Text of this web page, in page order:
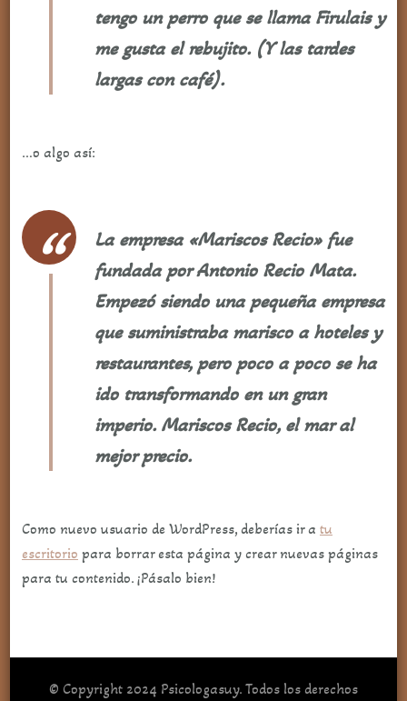
tengo un perro que se llama Firulais y
me gusta el rebujito. (Y las tardes
largas con café).
…o algo así:
La empresa «Mariscos Recio» fue
fundada por Antonio Recio Mata.
Empezó siendo una pequeña empresa
que suministraba marisco a hoteles y
restaurantes, pero poco a poco se ha
ido transformando en un gran
imperio. Mariscos Recio, el mar al
mejor precio.
Como nuevo usuario de WordPress, deberías ir a tu
escritorio para borrar esta página y crear nuevas páginas
para tu contenido. ¡Pásalo bien!
© Copyright 2024 Psicologasuy. Todos los derechos